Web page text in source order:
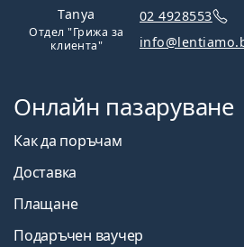
Tanya
Отдел "Грижа за
клиента"
02 4928553
Онлайн пазаруване
Как да поръчам
Доставка
Плащане
Подаръчен ваучер